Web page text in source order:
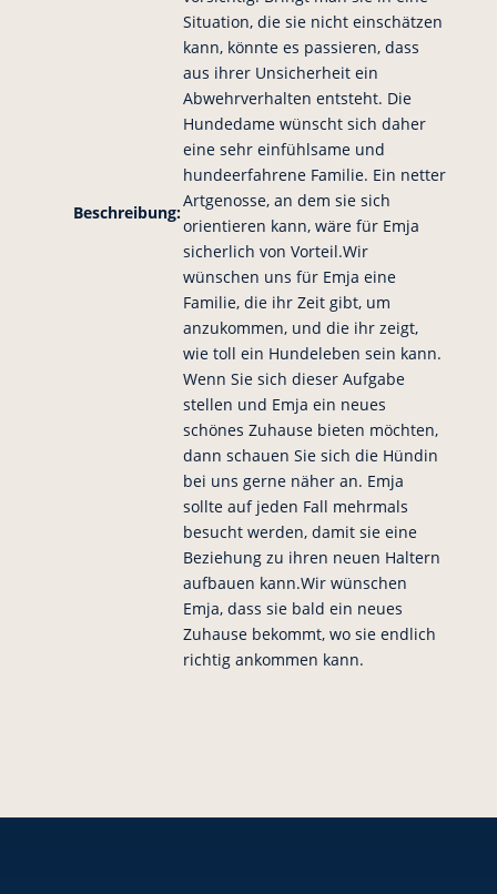
Beschreibung:
Situation, die sie nicht einschätzen
kann, könnte es passieren, dass
aus ihrer Unsicherheit ein
Abwehrverhalten entsteht. Die
Hundedame wünscht sich daher
eine sehr einfühlsame und
hundeerfahrene Familie. Ein netter
Artgenosse, an dem sie sich
orientieren kann, wäre für Emja
sicherlich von Vorteil.Wir
wünschen uns für Emja eine
Familie, die ihr Zeit gibt, um
anzukommen, und die ihr zeigt,
wie toll ein Hundeleben sein kann.
Wenn Sie sich dieser Aufgabe
stellen und Emja ein neues
schönes Zuhause bieten möchten,
dann schauen Sie sich die Hündin
bei uns gerne näher an. Emja
sollte auf jeden Fall mehrmals
besucht werden, damit sie eine
Beziehung zu ihren neuen Haltern
aufbauen kann.Wir wünschen
Emja, dass sie bald ein neues
Zuhause bekommt, wo sie endlich
richtig ankommen kann.